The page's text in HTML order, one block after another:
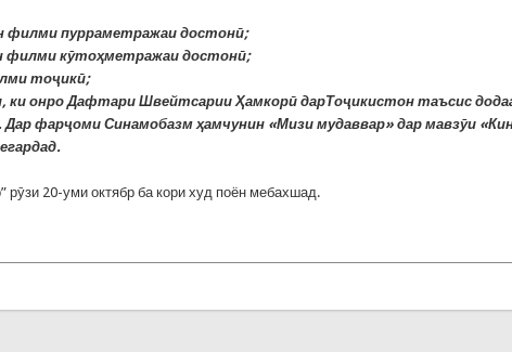
филми пурраметражаи достонӣ;
филми кӯтоҳметражаи достонӣ;
тоҷикӣ;
, ки онро Дафтари ШвейтсарииҲамкорӣ дарТоҷикистон таъсис
Дар фарҷоми Синамобазмҳамчунин «Мизи мудаввар» дар мавзӯи
.
20-уми октябр ба кори худ поён мебахшад.